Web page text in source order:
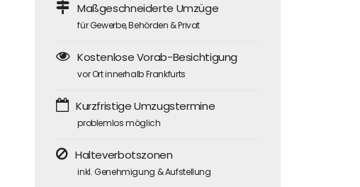
Maßgeschneiderte Umzüge
für Gewerbe, Behörden & Privat
Kostenlose Vorab-Besichtigung
vor Ort innerhalb Frankfurts
Kurzfristige Umzugstermine
problemlos möglich
Halteverbotszonen
inkl. Genehmigung & Aufstellung